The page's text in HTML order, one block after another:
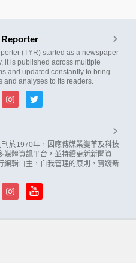
(TYR) started as a newspaper
it is published across multiple
and updated constantly to bring
and analyses to its readers.
於1970年，因應傳媒業變革及科技
媒體資訊平台，並持續更新新聞資
編輯自主，自我管理的原則，實踐新